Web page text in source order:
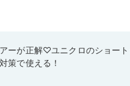
ーが正解♡ユニクロのショー
策で使える！